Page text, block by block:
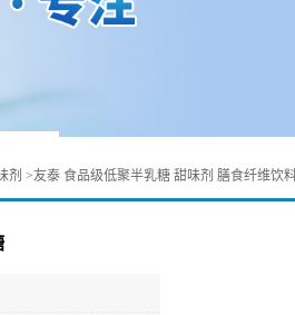
剂 >友泰 食品级低聚半乳糖 甜味剂 膳食纤维饮